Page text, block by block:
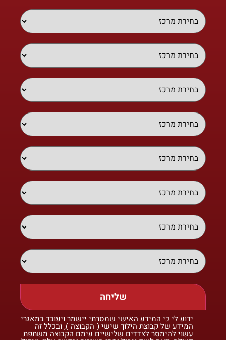
שליחה
ידוע לי כי המידע האישי שמסרתי יישמר ויעובד במאגרי
המידע של קבוצת הילוך שישי ("הקבוצה"), ובכלל זה
עשוי להימסר לצדדים שלישיים עימם הקבוצה משתפת